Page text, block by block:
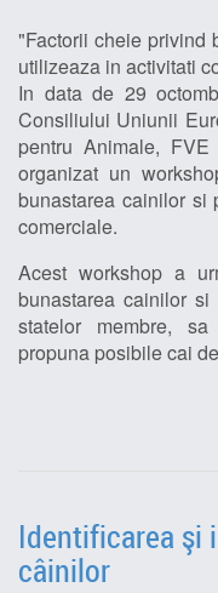
"Factorii cheie privind
utilizeaza in activitati
In data de 29
Consiliului Uniunii
pentru Animale,
organizat un
bunastarea cainilor si
comerciale.
Acest workshop a
bunastarea cainilor
statelor membre,
propuna posibile cai
Identificarea şi
câinilor